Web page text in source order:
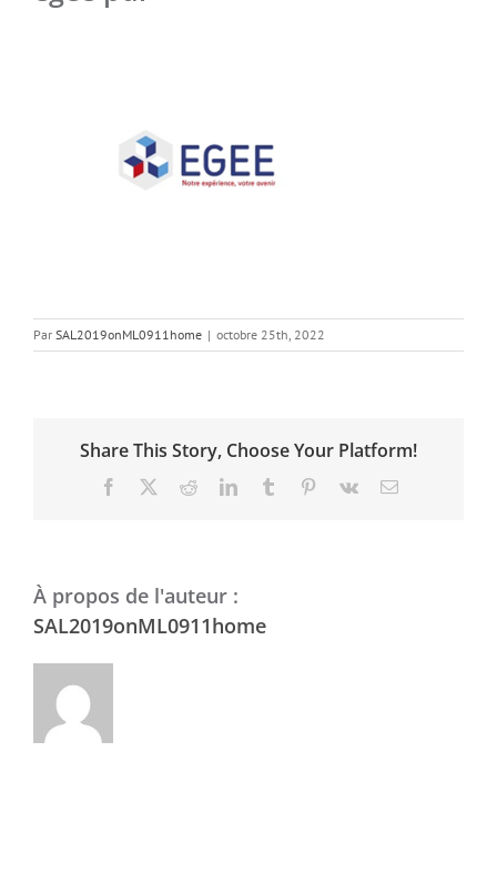
Par SAL2019onML0911home | octobre 25th, 2022
Share This Story, Choose Your Platform!
Facebook RedditLinkedInTumblr Pinterest
Vk Email
À propos de l'auteur :
SAL2019onML0911home